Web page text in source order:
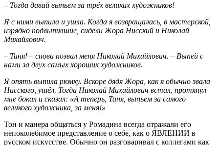
– Тогда давай выпьем за трёх великих художников!
Я с ними выпила и ушла. Когда я возвращалась, в мастерской,
изрядно подвыпившие, сидели Жора Нисский и Николай
Михайлович.
– Таня! – снова позвал меня Николай Михайлович. – Выпей с
нами за двух самых хороших художников.
Я опять выпила рюмку. Вскоре дядя Жора, как я обычно звала
Нисского, ушёл. Тогда Николай Михайлович встал, протянул
мне бокал и сказал: «А теперь, Таня, выпьем за самого
великого художника, за меня!»
Тон и манера общаться у Ромадина всегда отражали его
непоколебимое представление о себе, как о ЯВЛЕНИИ в
русском искусстве. Обычно он разговаривал с коллегами как